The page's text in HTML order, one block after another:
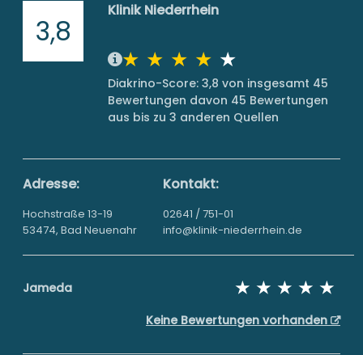
3,8
Klinik Niederrhein
Diakrino-Score: 3,8 von insgesamt 45
Bewertungen davon 45 Bewertungen
aus bis zu 3 anderen Quellen
Adresse:
Hochstraße 13-19
53474, Bad Neuenahr
Kontakt:
02641 / 751-01
info@klinik-niederrhein.de
Jameda
Keine Bewertungen vorhanden